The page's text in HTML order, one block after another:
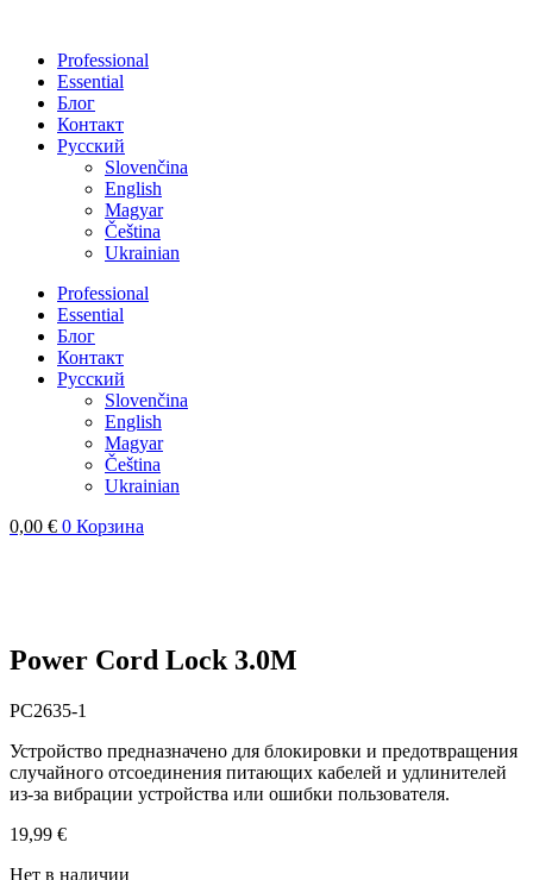
содержимому
Professional
Essential
Блог
Контакт
Русский
Slovenčina
English
Magyar
Čeština
Ukrainian
Professional
Essential
Блог
Контакт
Русский
Slovenčina
English
Magyar
Čeština
Ukrainian
0,00 € 0 Корзина
Power Cord Lock 3.0M
PC2635-1
Устройство предназначено для блокировки и предотвращения
случайного отсоединения питающих кабелей и удлинителей
из-за вибрации устройства или ошибки пользователя.
19,99 €
Нет в наличии